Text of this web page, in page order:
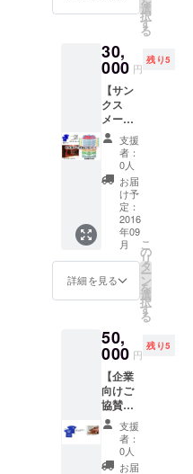
～Ｌか
い。
【バッ
クス
テージ
ツアー
（1
名）】
開演前
にご案
内いた
しま
す。ス
テー
ジ、楽
屋など
トの裏
側を見
です。
たしま
す。※サ
イズはS
～Ｌか
らお選
び下さ
い。
【バッ
クス
テージ
ツアー
名）】
開演前
にご案
しま
す。ス
屋など
イベン
トの裏
側を見
学する
ツアー
です。
【座席
指定（1
席）】
Music
Clubが
開催す
るイベ
ント参
加優待
特典付
き。
【記念
Ｔシャ
ツ（1
着）】
支援者
様のご
氏名
（又は
グルー
ど）を
記載い
たしま
す。※サ
イズはS
～Ｌか
らお選
び下さ
い。
【ライ
ポー
ターズ
（2
枚）】
会員番
号とご
氏名
（又は
ニック
ネー
ム）が
記載さ
れたご
支援い
ただい
た皆様
のメン
バー
カード
Music
Clubが
開催す
るイベ
ント参
加優待
特典付
き。
【記念
Ｔシャ
選
択
す
る
30,
000 円
残り5
【サン
クス
メー
ル】
KANIK
APILA
Music
Clubか
らお礼
のメー
ルをお
送りし
ます。
【サ
ポー
ターズ
（3
枚）】
会員番
号とご
氏名
（又は
ニック
ネー
ム）が
記載さ
支援
者：
0人
お届
け予
定：
2016
年09
月
詳細を見る
こ
の
リ
タ
ー
ン
を
選
択
す
る
50,
000 円
残り5
【企業
向けご
協賛特
典内容
につい
て】 詳
細につ
支援
者：
0人
お届